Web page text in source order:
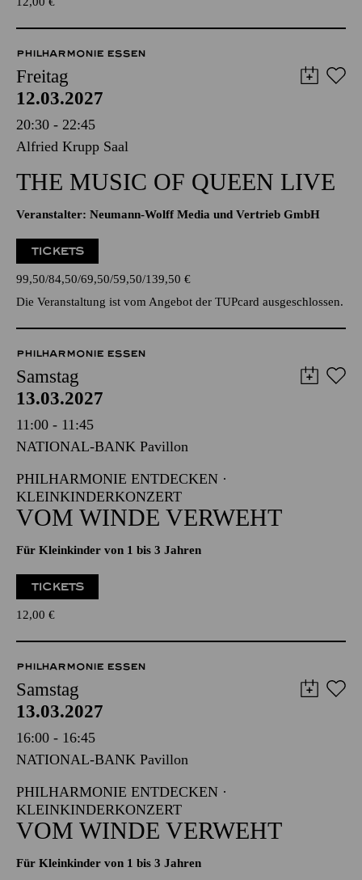
12,00€
PHILHARMONIE ESSEN
Freitag
12.03.2027
20:30 - 22:45
Veranstalter: Neumann-Wolff Media und Vertrieb GmbH
TICKETS
99,50 84,50 69,50 59,50 139,50€
Die Veranstaltung ist vom Angebot der TUPcard ausgeschlossen.
PHILHARMONIE ESSEN
Samstag
13.03.2027
11:00 - 11:45
NATIONAL-BANK Pavillon
PHILHARMONIE ENTDECKEN ·
KLEINKINDERKONZERT
Für Kleinkinder von 1 bis 3 Jahren
12,00€
PHILHARMONIE ESSEN
Samstag
13.03.2027
16:00 - 16:45
NATIONAL-BANK Pavillon
PHILHARMONIE ENTDECKEN ·
KLEINKINDERKONZERT